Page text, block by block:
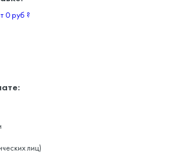
0 руб ?
лиц)